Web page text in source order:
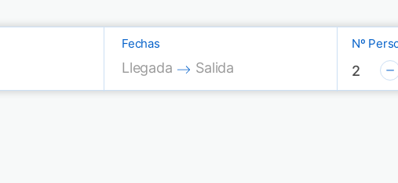
Fechas
Press the down arrow key to interact
Llegada
Press the down arrow key to
Salida
Nº
2